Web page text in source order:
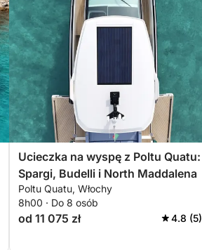
Ucieczka na wyspę z Poltu Quatu:
Spargi, Budelli i North Maddalena
Poltu Quatu, Włochy
8h00 · Do 8 osób
od 11 075 zł 4.8 (5)